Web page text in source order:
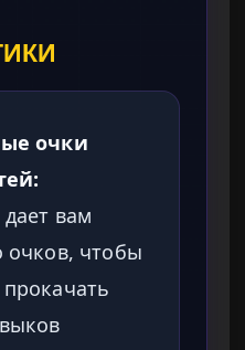
очки
вам
очков, чтобы